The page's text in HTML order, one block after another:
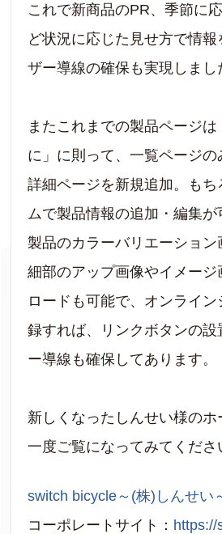
これで新商品のPR、季節に
ど状況に応じた見せ方で情
ザー導線の確保も実現しまし
またこれまでの製品ページ
に」に則って、一覧ページの
詳細ページを新規追加。もち
ムで製品情報の追加・編集が
製品のカラーバリエーション
細部のアップ画像やイメー
ロードも可能で、オンライ
録すれば、リンクボタンの
ー導線も確保してあります。
新しくなったしんせい様の
一度ご覧になってみてくださ
switch bicycle～(株)しんせい
コーポレートサイト： https://